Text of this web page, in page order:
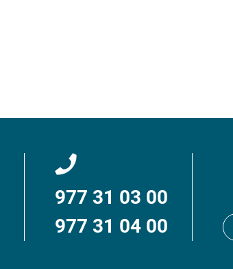
977 31 03 00
977 31 04 00